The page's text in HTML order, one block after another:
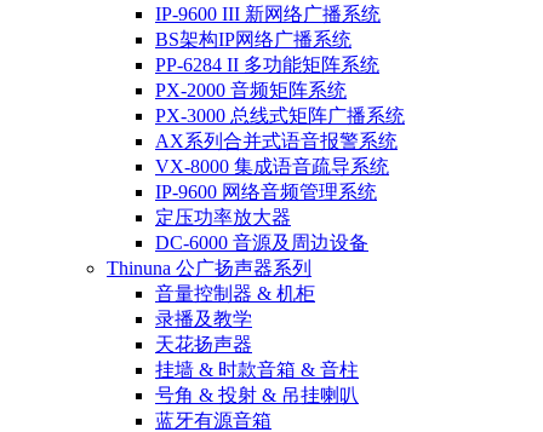
IP-9600 III 新网络广播系统
BS架构IP网络广播系统
PP-6284 II 多功能矩阵系统
PX-2000 音频矩阵系统
PX-3000 总线式矩阵广播系统
AX系列合并式语音报警系统
VX-8000 集成语音疏导系统
IP-9600 网络音频管理系统
定压功率放大器
DC-6000 音源及周边设备
Thinuna 公广扬声器系列
音量控制器 & 机柜
录播及教学
天花扬声器
挂墙 & 时款音箱 & 音柱
号角 & 投射 & 吊挂喇叭
蓝牙有源音箱